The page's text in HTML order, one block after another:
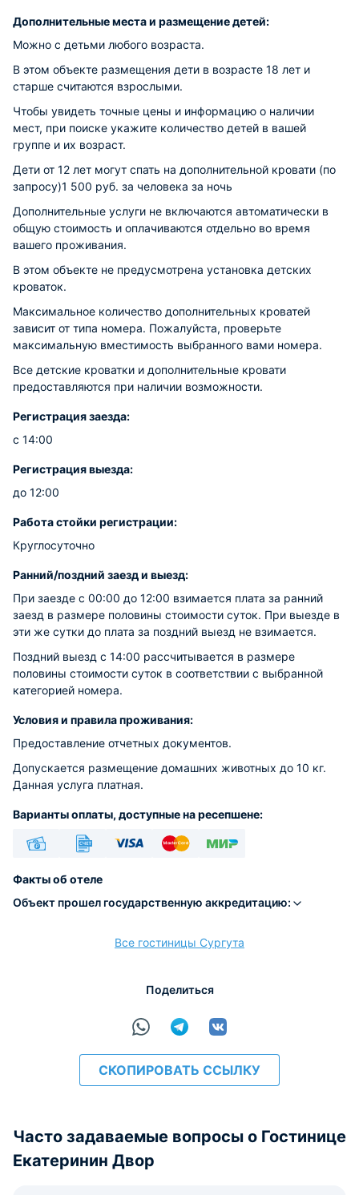
Дополнительные места и размещение детей:
Можно с детьми любого возраста.
В этом объекте размещения дети в возрасте 18 лет и
старше считаются взрослыми.
Чтобы увидеть точные цены и информацию о наличии
мест, при поиске укажите количество детей в вашей
группе и их возраст.
Дети от 12 лет могут спать на дополнительной кровати (по
запросу)1 500 руб. за человека за ночь
Дополнительные услуги не включаются автоматически в
общую стоимость и оплачиваются отдельно во время
вашего проживания.
В этом объекте не предусмотрена установка детских
кроваток.
Максимальное количество дополнительных кроватей
зависит от типа номера. Пожалуйста, проверьте
максимальную вместимость выбранного вами номера.
Все детские кроватки и дополнительные кровати
предоставляются при наличии возможности.
Регистрация заезда:
с 14:00
Регистрация выезда:
до 12:00
Работа стойки регистрации:
Круглосуточно
Ранний/поздний заезд и выезд:
При заезде с 00:00 до 12:00 взимается плата за ранний
заезд в размере половины стоимости суток. При выезде в
эти же сутки до плата за поздний выезд не взимается.
Поздний выезд с 14:00 рассчитывается в размере
половины стоимости суток в соответствии с выбранной
категорией номера.
Условия и правила проживания:
Предоставление отчетных документов.
Допускается размещение домашних животных до 10 кг.
Данная услуга платная.
Варианты оплаты, доступные на ресепшене:
Факты об отеле
Объект прошел государственную аккредитацию:
Все гостиницы Сургута
Поделиться
СКОПИРОВАТЬ ССЫЛКУ
Часто задаваемые вопросы о Гостинице
Екатеринин Двор